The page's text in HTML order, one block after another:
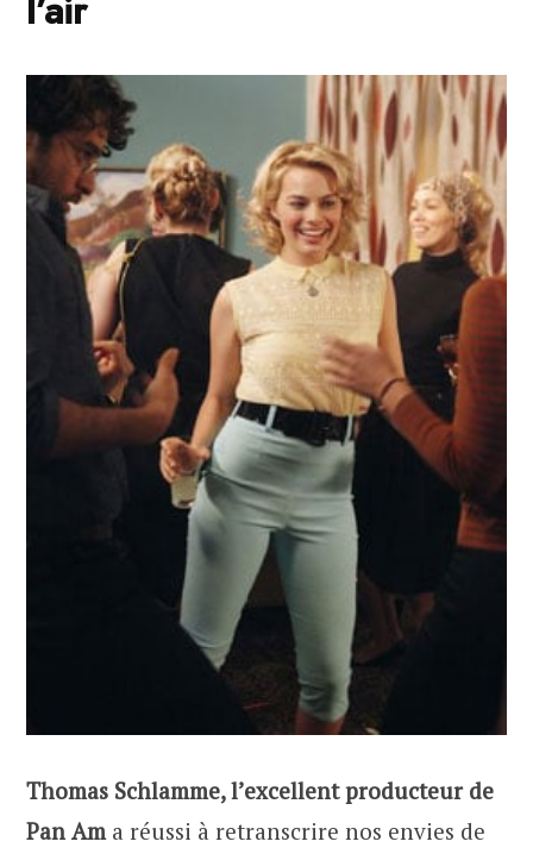
Thomas Schlamme, l’excellent producteur de
Pan Am a réussi à retranscrire nos envies de